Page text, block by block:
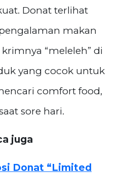
Donat terlihat
makan
“meleleh” di
yang cocok untuk
comfort food,
sore hari.
juga
Donat “Limited